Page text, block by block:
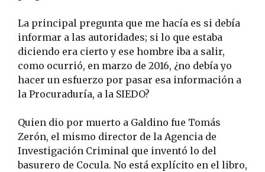
La principal pregunta que me hacía es si debía
informar a las autoridades; si lo que estaba
diciendo era cierto y ese hombre iba a salir,
como ocurrió, en marzo de 2016, ¿no debía yo
hacer un esfuerzo por pasar esa información a
la Procuraduría, a la SIEDO?
Quien dio por muerto a Galdino fue Tomás
Zerón, el mismo director de la Agencia de
Investigación Criminal que inventó lo del
basurero de Cocula. No está explícito en el libro,